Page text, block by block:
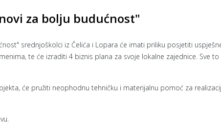
za bolju budućnost"
srednjoškolci iz Čelića i Lopara će imati priliku posjetiti
te će izraditi 4 biznis plana za svoje lokalne zajednice. Sve to
će pružiti neophodnu tehničku i materijalnu pomoć za